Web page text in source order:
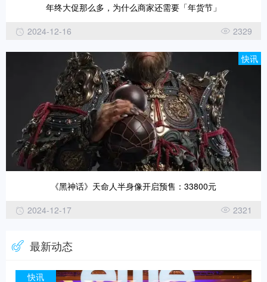
年终大促那么多，为什么商家还需要「年货节」
2024-12-16
2329
快讯
《黑神话》天命人半身像开启预售：33800元
2024-12-17
2321
最新动态
快讯